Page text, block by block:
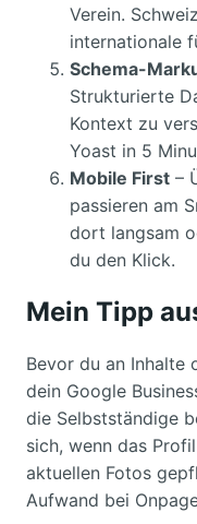
Verein.
internationale
Schema-
Strukturierte
Kontext zu
Yoast in 5
Mobile First –
passieren am
dort langsam
du den Klick.
Mein Tipp
Bevor du an Inhalte
dein Google
die Selbstständige
sich, wenn das
aktuellen Fotos
Aufwand bei